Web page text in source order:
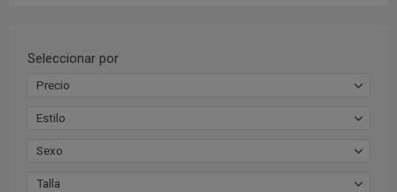
Seleccionar por
Precio
Estilo
Sexo
Talla